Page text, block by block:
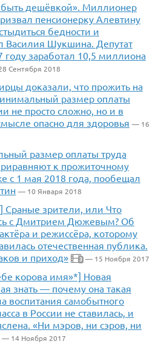
дешёвкой». Миллионер
пенсионерку Алевтину
бедности и
Василия Шукшина. Депутат
году заработал 10,5 миллиона
Сентября 2018
доказали, что прожить на
размер оплаты
не просто сложно, но и в
опасно для здоровья — 16
размер оплаты труда
к прожиточному
с 1 мая 2018 года, пообещал
— 10 Января 2018
Сраные зрители, или Что
с Дмитрием Дюжевым? Об
и режиссёра, которому
отечественная публика.
и приход»
3 — 15 Ноября 2017
корова имя»*] Новая
знать — почему она такая
воспитания самобытного
в России не ставилась, и
«Ни мэров, ни сэров, ни
— 14 Ноября 2017